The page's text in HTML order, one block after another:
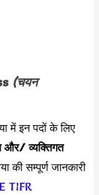
(चयन
में इन पदों के लिए
और/ व्यक्तिगत
की सम्पूर्ण जानकारी
TIFR